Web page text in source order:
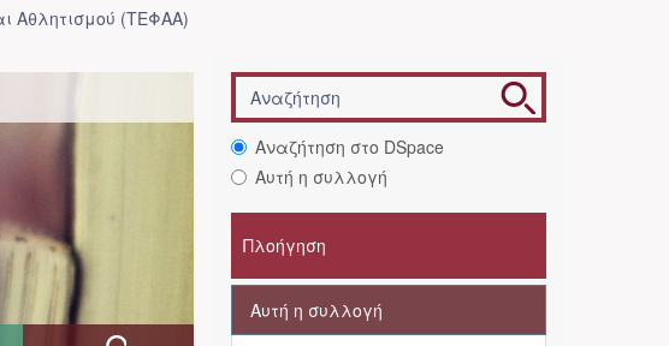
Αθλητισμού (ΤΕΦΑΑ)
Αναζήτηση στο DSpace
Αυτή η συλλογή
Πλοήγηση
Αυτή η συλλογή